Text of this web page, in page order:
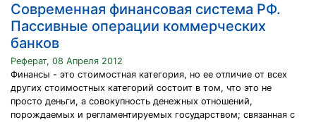
Современная финансовая система РФ.
Пассивные операции коммерческих
банков
Реферат, 08 Апреля 2012
Финансы - это стоимостная категория, но ее отличие от всех
других стоимостных категорий состоит в том, что это не
просто деньги, а совокупность денежных отношений,
порождаемых и регламентируемых государством; связанная с